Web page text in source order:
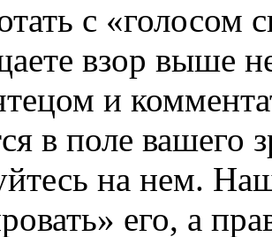
с «голосом
взор выше
и
в поле вашего
на нем.
его, а